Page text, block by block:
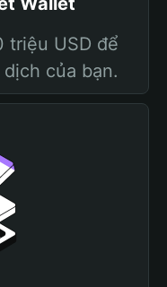
triệu USD để
của bạn.